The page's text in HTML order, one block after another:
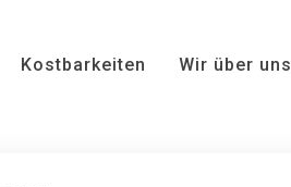
Kostbarkeiten Wir über uns